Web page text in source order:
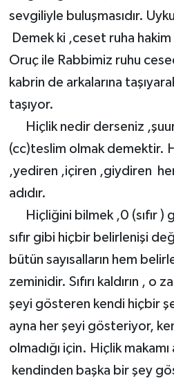
sevgiliyle buluşmasıdır.
Demek ki ,ceset ruha
Oruç ile Rabbimiz ruhu
kabrin de arkalarına
taşıyor.
Hiçlik nedir derseniz
(cc)teslim olmak demektir.
,yediren ,içiren ,giydiren
adıdır.
Hiçliğini bilmek ,0 (sıfır )
sıfır gibi hiçbir belirlenişi
bütün sayısalların hem
zeminidir. Sıfırı kaldırın , o
şeyi gösteren kendi hiçbir
ayna her şeyi gösteriyor,
olmadığı için. Hiçlik
kendinden başka bir şey